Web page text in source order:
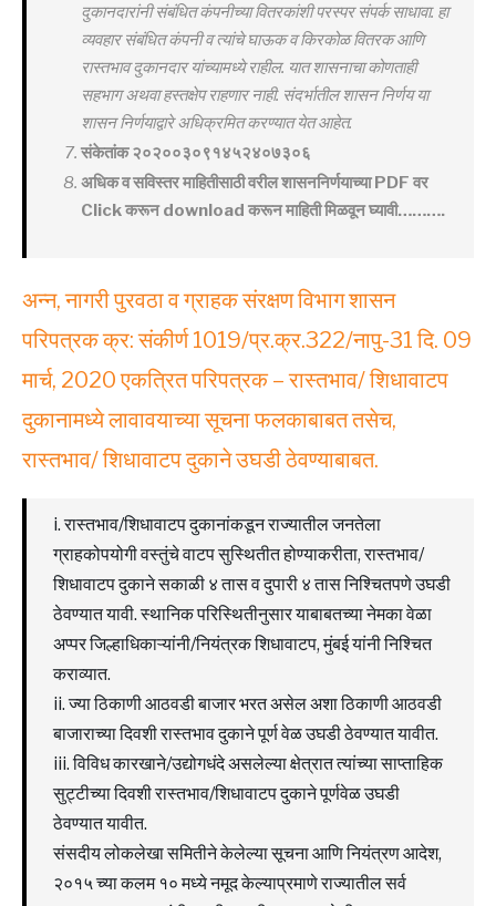
दुकानदारांनी संबंधित कंपनीच्या वितरकांशी परस्पर संपर्क साधावा. हा
व्यवहार संबंधित कंपनी व त्यांचे घाऊक व किरकोळ वितरक आणि
रास्तभाव दुकानदार यांच्यामध्ये राहील. यात शासनाचा कोणताही
सहभाग अथवा हस्तक्षेप राहणार नाही. संदर्भातील शासन निर्णय या
शासन निर्णयाद्वारे अधिक्रमित करण्यात येत आहेत.
संकेतांक २०२००३०९१४५२४०७३०६
अधिक व सविस्तर माहितीसाठी वरील शासननिर्णयाच्या PDF वर
Click करून download करून माहिती मिळवून घ्यावी……….
अन्न, नागरी पुरवठा व ग्राहक संरक्षण विभाग शासन
परिपत्रक क्र: संकीर्ण 1019/प्र.क्र.322/नापु-31 दि. 09
मार्च, 2020 एकत्रित परिपत्रक – रास्तभाव/ शिधावाटप
दुकानामध्ये लावावयाच्या सूचना फलकाबाबत तसेच,
रास्तभाव/ शिधावाटप दुकाने उघडी ठेवण्याबाबत.
i. रास्तभाव/शिधावाटप दुकानांकडून राज्यातील जनतेला
ग्राहकोपयोगी वस्तुंचे वाटप सुस्थितीत होण्याकरीता, रास्तभाव/
शिधावाटप दुकाने सकाळी ४ तास व दुपारी ४ तास निश्चितपणे उघडी
ठेवण्यात यावी. स्थानिक परिस्थितीनुसार याबाबतच्या नेमका वेळा
अप्पर जिल्हाधिकाऱ्यांनी/नियंत्रक शिधावाटप, मुंबई यांनी निश्चित
कराव्यात.
ii. ज्या ठिकाणी आठवडी बाजार भरत असेल अशा ठिकाणी आठवडी
बाजाराच्या दिवशी रास्तभाव दुकाने पूर्ण वेळ उघडी ठेवण्यात यावीत.
iii. विविध कारखाने/उद्योगधंदे असलेल्या क्षेत्रात त्यांच्या साप्ताहिक
सुट्टीच्या दिवशी रास्तभाव/शिधावाटप दुकाने पूर्णवेळ उघडी
ठेवण्यात यावीत.
संसदीय लोकलेखा समितीने केलेल्या सूचना आणि नियंत्रण आदेश,
२०१५ च्या कलम १० मध्ये नमूद केल्याप्रमाणे राज्यातील सर्व